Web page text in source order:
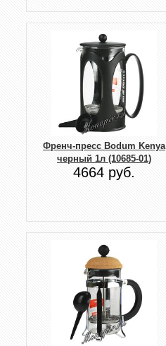
Френч-пресс Bodum Kenya
черный 1л (10685-01)
4664 руб.